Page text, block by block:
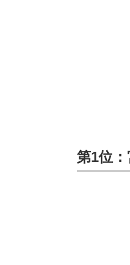
第1位